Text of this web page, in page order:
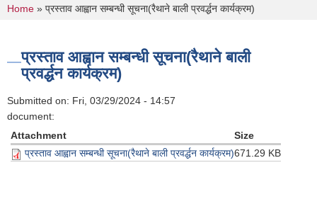
You are here
Home » प्रस्ताव आह्वान सम्बन्धी सूचना(रैथाने बाली प्रवर्द्धन कार्यक्रम)
प्रस्ताव आह्वान सम्बन्धी सूचना(रैथाने बाली
प्रवर्द्धन कार्यक्रम)
Submitted on: Fri, 03/29/2024 - 14:57
document:
Attachment
Size
प्रस्ताव आह्वान सम्बन्धी सूचना(रैथाने बाली प्रवर्द्धन कार्यक्रम)671.29 KB